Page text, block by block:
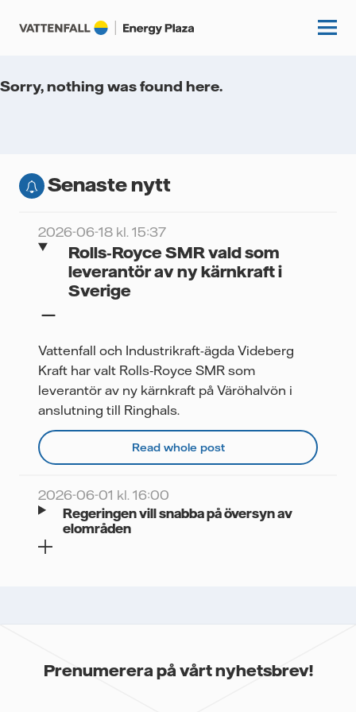
Fördjupning
Guider
Artiklar
Krönikor
Videor
Event
Om oss
Sorry, nothing was found here.
Senaste nytt
2026-06-18 kl. 15:37
Rolls‑Royce SMR vald som
leverantör av ny kärnkraft i
Sverige
Vattenfall och Industrikraft-ägda Videberg
Kraft har valt Rolls‑Royce SMR som
leverantör av ny kärnkraft på Väröhalvön i
anslutning till Ringhals.
Read whole post
2026-06-01 kl. 16:00
Regeringen vill snabba på översyn av
elområden
Prenumerera på vårt nyhetsbrev!